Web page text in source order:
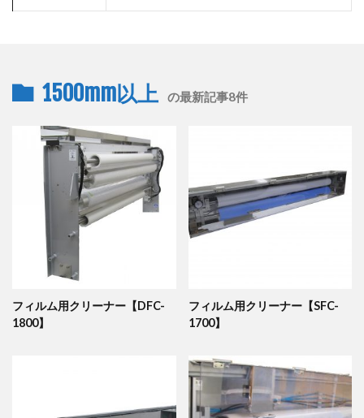
1500mm以上 の最新記事8件
フィルム用クリーナー【DFC-
1800】
フィルム用クリーナー【SFC-
1700】